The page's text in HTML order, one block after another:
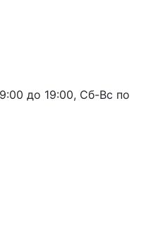
до 19:00, Сб-Вс по